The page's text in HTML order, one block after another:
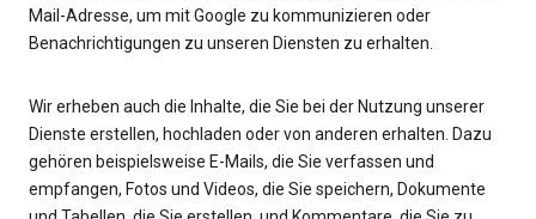
Mail-Adresse, um mit Google zu kommunizieren oder
Benachrichtigungen zu unseren Diensten zu erhalten.
Wir erheben auch die Inhalte, die Sie bei der Nutzung unserer
Dienste erstellen, hochladen oder von anderen erhalten. Dazu
gehören beispielsweise E-Mails, die Sie verfassen und
empfangen, Fotos und Videos, die Sie speichern, Dokumente